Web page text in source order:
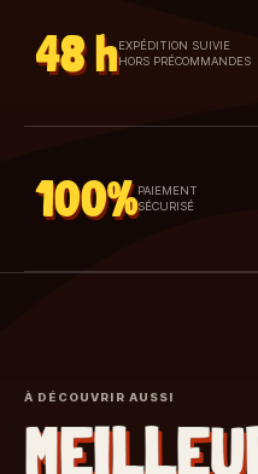
48 h EXPÉDITION SUIVIE
HORS PRÉCOMMANDES
100% PAIEMENT
SÉCURISÉ
À DÉCOUVRIR AUSSI